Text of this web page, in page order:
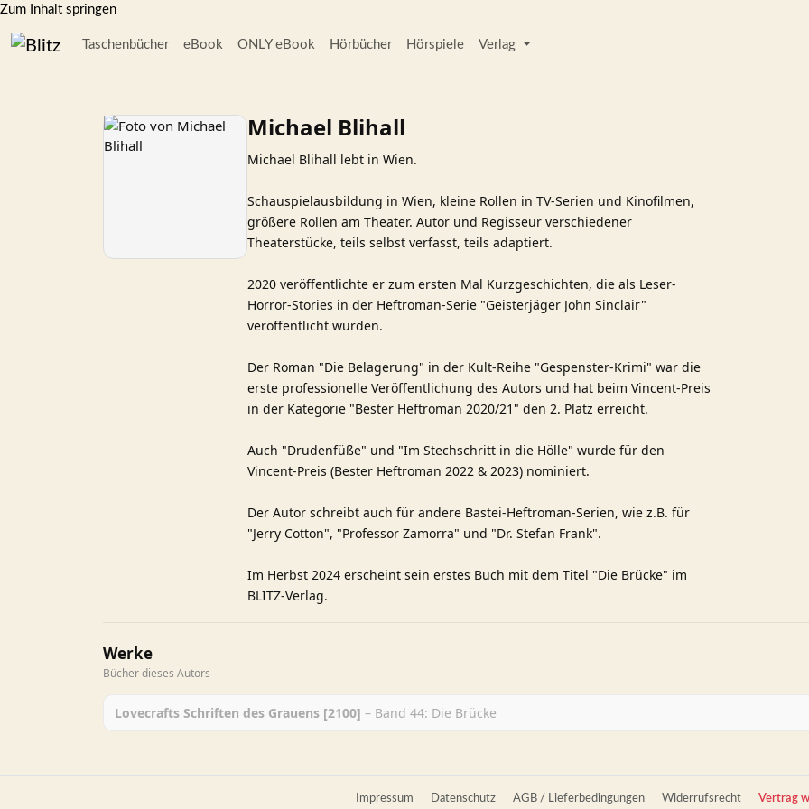
Zum Inhalt springen
Taschenbücher eBook ONLY eBook Hörbücher Hörspiele Verlag
Michael Blihall
Michael Blihall lebt in Wien.
Schauspielausbildung in Wien, kleine Rollen in TV-Serien und Kinofilmen,
größere Rollen am Theater. Autor und Regisseur verschiedener
Theaterstücke, teils selbst verfasst, teils adaptiert.
2020 veröffentlichte er zum ersten Mal Kurzgeschichten, die als Leser-
Horror-Stories in der Heftroman-Serie "Geisterjäger John Sinclair"
veröffentlicht wurden.
Der Roman "Die Belagerung" in der Kult-Reihe "Gespenster-Krimi" war die
erste professionelle Veröffentlichung des Autors und hat beim Vincent-Preis
in der Kategorie "Bester Heftroman 2020/21" den 2. Platz erreicht.
Auch "Drudenfüße" und "Im Stechschritt in die Hölle" wurde für den
Vincent-Preis (Bester Heftroman 2022 & 2023) nominiert.
Der Autor schreibt auch für andere Bastei-Heftroman-Serien, wie z.B. für
"Jerry Cotton", "Professor Zamorra" und "Dr. Stefan Frank".
Im Herbst 2024 erscheint sein erstes Buch mit dem Titel "Die Brücke" im
BLITZ-Verlag.
Werke
Bücher dieses Autors
Lovecrafts Schriften des Grauens [2100] – Band 44: Die Brücke
Impressum Datenschutz AGB / Lieferbedingungen Widerrufsrecht Vertrag